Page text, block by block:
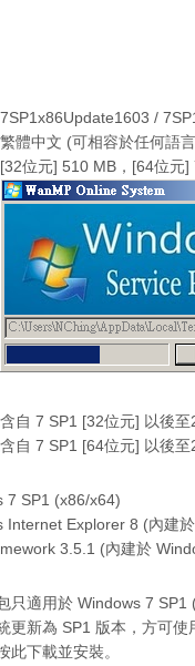
/
體中文 (可相容於任何語
位元] 510 MB，[64位元]
自 7 SP1 [32位元] 以後
自 7 SP1 [64位元] 以後
7 SP1 (x86/x64)
Internet Explorer 8 (內建
3.5.1 (內建於
只適用於 Windows 7
更新為 SP1 版本，方可
此下載並安裝。